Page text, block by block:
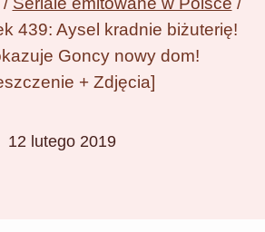
439: Aysel kradnie biżuterię!
Goncy nowy dom!
+ Zdjęcia]
12 lutego 2019